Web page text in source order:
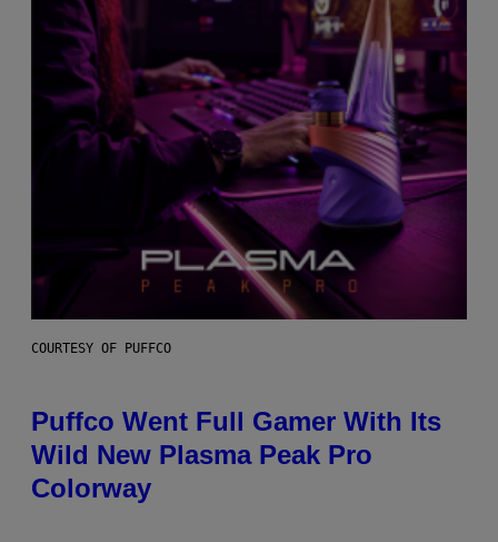
COURTESY OF PUFFCO
Puffco Went Full Gamer With Its
Wild New Plasma Peak Pro
Colorway